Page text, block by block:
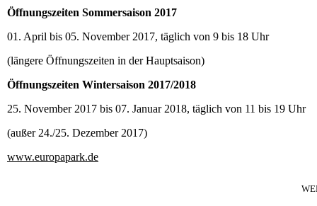
Öffnungszeiten Sommersaison 2017
01. April bis 05. November 2017, täglich von 9 bis 18 Uhr
(längere Öffnungszeiten in der Hauptsaison)
Öffnungszeiten Wintersaison 2017/2018
25. November 2017 bis 07. Januar 2018, täglich von 11 bis 19 Uhr
(außer 24./25. Dezember 2017)
www.europapark.de